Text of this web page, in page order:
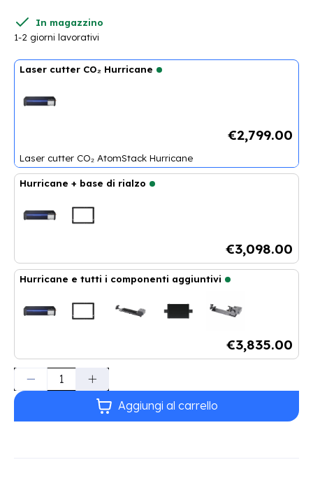
In magazzino
1-2 giorni lavorativi
Laser cutter CO₂ Hurricane
€2,799.00
Laser cutter CO₂ AtomStack Hurricane
Hurricane + base di rialzo
€3,098.00
Taglierina laser CO₂ AtomStack Hurricane
Hurricane e tutti i componenti aggiuntivi
€3,835.00
Taglierina laser CO₂ AtomStack Hurricane Base di rialzo
Quantità:
Aggiungi al carrello